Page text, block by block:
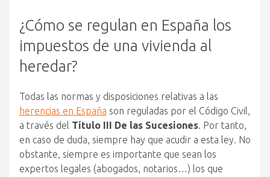
¿Cómo se regulan en España los
impuestos de una vivienda al
heredar?
Todas las normas y disposiciones relativas a las
herencias en España son reguladas por el Código Civil,
a través del Título III De las Sucesiones. Por tanto,
en caso de duda, siempre hay que acudir a esta ley. No
obstante, siempre es importante que sean los
expertos legales (abogados, notarios…) los que